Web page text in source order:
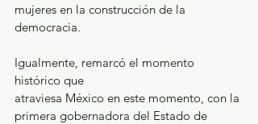
mujeres en la construcción de la
democracia.
Igualmente, remarcó el momento
histórico que
atraviesa México en este momento, con la
primera gobernadora del Estado de